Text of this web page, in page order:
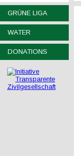
GRÜNE LIGA
WATER
DONATIONS